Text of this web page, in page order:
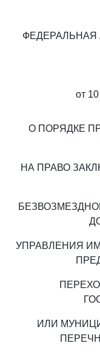
от
О ПОРЯДКЕ
НА ПРАВО
УПРАВЛЕНИЯ
ИЛИ